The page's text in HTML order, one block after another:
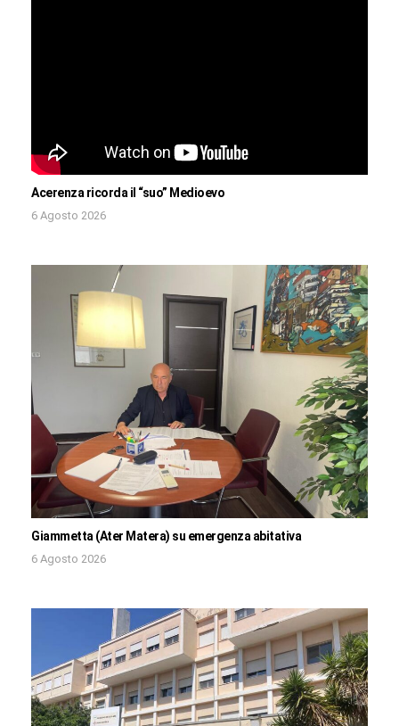
Acerenza ricorda il “suo” Medioevo
6 Agosto 2026
Giammetta (Ater Matera) su emergenza abitativa
6 Agosto 2026